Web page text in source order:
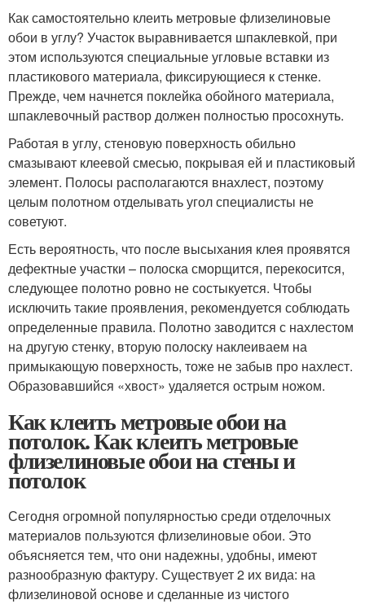
Как самостоятельно клеить метровые флизелиновые
обои в углу? Участок выравнивается шпаклевкой, при
этом используются специальные угловые вставки из
пластикового материала, фиксирующиеся к стенке.
Прежде, чем начнется поклейка обойного материала,
шпаклевочный раствор должен полностью просохнуть.
Работая в углу, стеновую поверхность обильно
смазывают клеевой смесью, покрывая ей и пластиковый
элемент. Полосы располагаются внахлест, поэтому
целым полотном отделывать угол специалисты не
советуют.
Есть вероятность, что после высыхания клея проявятся
дефектные участки – полоска сморщится, перекосится,
следующее полотно ровно не состыкуется. Чтобы
исключить такие проявления, рекомендуется соблюдать
определенные правила. Полотно заводится с нахлестом
на другую стенку, вторую полоску наклеиваем на
примыкающую поверхность, тоже не забыв про нахлест.
Образовавшийся «хвост» удаляется острым ножом.
Как клеить метровые обои на
потолок. Как клеить метровые
флизелиновые обои на стены и
потолок
Сегодня огромной популярностью среди отделочных
материалов пользуются флизелиновые обои. Это
объясняется тем, что они надежны, удобны, имеют
разнообразную фактуру. Существует 2 их вида: на
флизелиновой основе и сделанные из чистого